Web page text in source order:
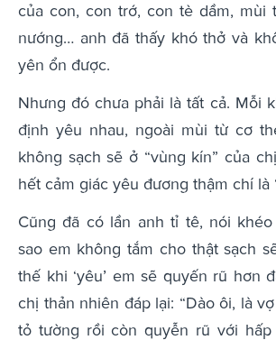
của con, con trớ, con tè dầm, mùi
nướng… anh đã thấy khó thở và
yên ổn được.
Nhưng đó chưa phải là tất cả. Mỗi
định yêu nhau, ngoài mùi từ cơ
không sạch sẽ ở “vùng kín” của
hết cảm giác yêu đương thậm chí là
Cũng đã có lần anh tỉ tê, nói khéo
sao em không tắm cho thật sạch
thế khi ‘yêu’ em sẽ quyến rũ hơn
chị thản nhiên đáp lại: “Dào ôi, là
tỏ tường rồi còn quyễn rũ với